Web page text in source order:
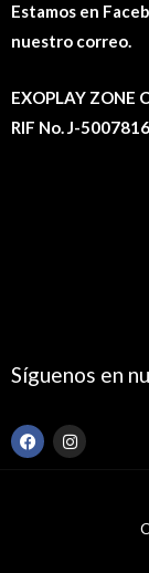
Estamos en
nuestro correo.
EXOPLAY ZONE
RIF No. J-
Síguenos en
F
a
I
n